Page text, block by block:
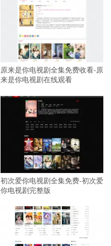
原来是你电视剧全集免费收看-原
来是你电视剧在线观看
初次爱你电视剧全集免费-初次爱
你电视剧完整版